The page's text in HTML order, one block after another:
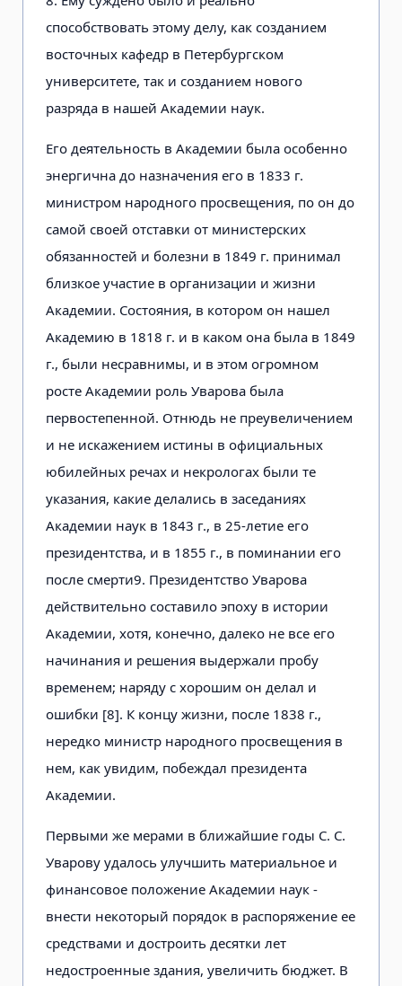
способствовать этому делу, как созданием
восточных кафедр в Петербургском
университете, так и созданием нового
разряда в нашей Академии наук.
Его деятельность в Академии была особенно
энергична до назначения его в 1833 г.
министром народного просвещения, по он до
самой своей отставки от министерских
обязанностей и болезни в 1849 г. принимал
близкое участие в организации и жизни
Академии. Состояния, в котором он нашел
Академию в 1818 г. и в каком она была в 1849
г., были несравнимы, и в этом огромном
росте Академии роль Уварова была
первостепенной. Отнюдь не преувеличением
и не искажением истины в официальных
юбилейных речах и некрологах были те
указания, какие делались в заседаниях
Академии наук в 1843 г., в 25-летие его
президентства, и в 1855 г., в поминании его
после смерти9. Президентство Уварова
действительно составило эпоху в истории
Академии, хотя, конечно, далеко не все его
начинания и решения выдержали пробу
временем; наряду с хорошим он делал и
ошибки [8]. К концу жизни, после 1838 г.,
нередко министр народного просвещения в
нем, как увидим, побеждал президента
Академии.
Первыми же мерами в ближайшие годы С. С.
Уварову удалось улучшить материальное и
финансовое положение Академии наук -
внести некоторый порядок в распоряжение ее
средствами и достроить десятки лет
недостроенные здания, увеличить бюджет. В